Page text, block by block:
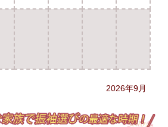
2026年9月